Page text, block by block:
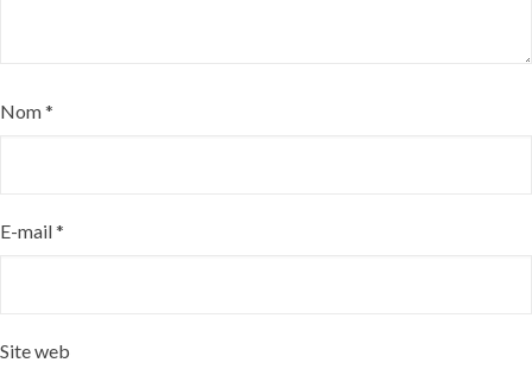
Nom*
E-mail*
Site web